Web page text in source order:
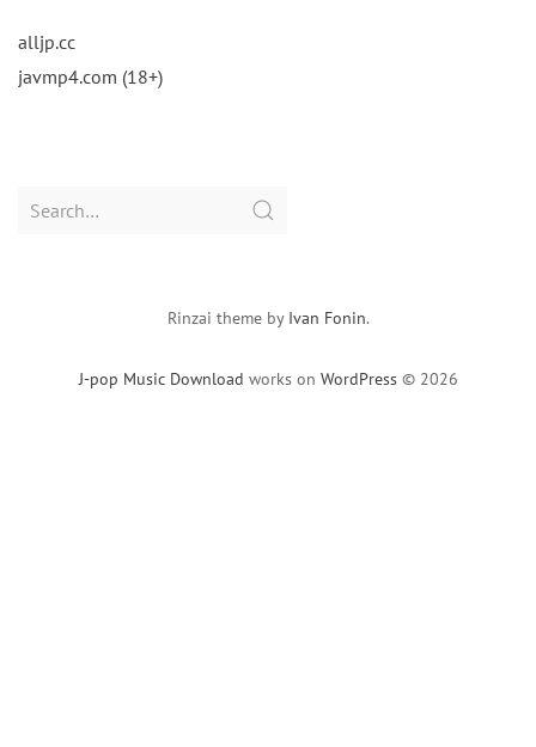
alljp.cc
javmp4.com (18+)
Search
J-pop Music Download works on WordPress © 2026
Rinzai theme by Ivan Fonin.